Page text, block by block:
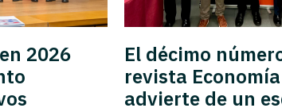
2026
El décimo
revista
advierte de un